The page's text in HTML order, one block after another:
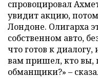
спровоцировал
увидит акцию,
Лондоне. Олигарха
собственном авто,
что готов к
вам пришел, кто вы,
обманщики?» –